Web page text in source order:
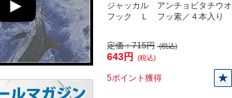
ジャッカル アンチョビタチウオ
フック Ｌ フッ素／４本入り
定価：715円 (税込)
643円 (税込)
5ポイント獲得